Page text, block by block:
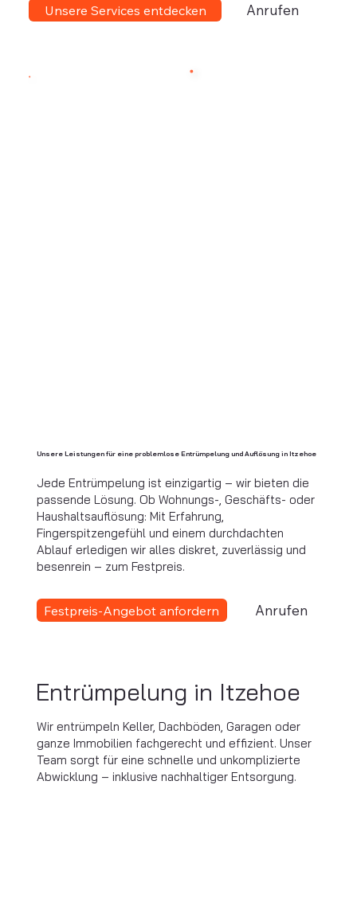
Unsere Leistungen für eine problemlose Entrümpelung und Auflösung in Itzehoe
Jede Entrümpelung ist einzigartig – wir bieten die
passende Lösung. Ob Wohnungs-, Geschäfts- oder
Haushaltsauflösung: Mit Erfahrung,
Fingerspitzengefühl und einem durchdachten
Ablauf erledigen wir alles diskret, zuverlässig und
besenrein – zum Festpreis.
Festpreis-Angebot anfordern Anrufen
Entrümpelung in Itzehoe
Wir entrümpeln Keller, Dachböden, Garagen oder
ganze Immobilien fachgerecht und effizient. Unser
Team sorgt für eine schnelle und unkomplizierte
Abwicklung – inklusive nachhaltiger Entsorgung.
Unsere Services entdecken Anrufen